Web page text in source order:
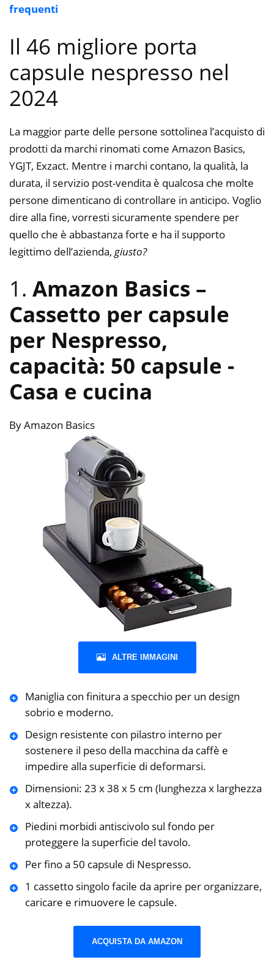
frequenti
Il 46 migliore porta
capsule nespresso nel
2024
La maggior parte delle persone sottolinea l’acquisto di
prodotti da marchi rinomati come Amazon Basics,
YGJT, Exzact. Mentre i marchi contano, la qualità, la
durata, il servizio post-vendita è qualcosa che molte
persone dimenticano di controllare in anticipo. Voglio
dire alla fine, vorresti sicuramente spendere per
quello che è abbastanza forte e ha il supporto
legittimo dell’azienda, giusto?
1. Amazon Basics –
Cassetto per capsule
per Nespresso,
capacità: 50 capsule -
Casa e cucina
By Amazon Basics
ALTRE IMMAGINI
Maniglia con finitura a specchio per un design
sobrio e moderno.
Design resistente con pilastro interno per
sostenere il peso della macchina da caffè e
impedire alla superficie di deformarsi.
Dimensioni: 23 x 38 x 5 cm (lunghezza x larghezza
x altezza).
Piedini morbidi antiscivolo sul fondo per
proteggere la superficie del tavolo.
Per fino a 50 capsule di Nespresso.
1 cassetto singolo facile da aprire per organizzare,
caricare e rimuovere le capsule.
ACQUISTA DA AMAZON